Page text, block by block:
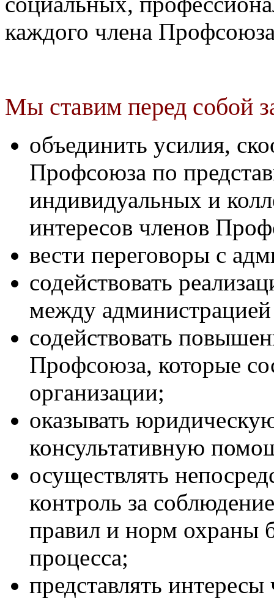
каждого члена
Мы ставим перед собой
объединить усилия,
Профсоюза по
индивидуальных и
интересов членов
вести переговоры с
содействовать
между
содействовать
Профсоюза, которые
организации;
оказывать
консультативную
осуществлять
контроль за
правил и норм охраны
процесса;
представлять